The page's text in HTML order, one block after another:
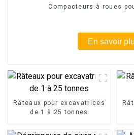
Compacteurs à roues
En savoir
Râteaux pour excavatrices
de 1 à 25 tonnes